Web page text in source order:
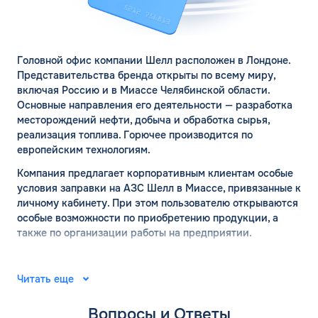
Головной офис компании Шелл расположен в Лондоне.
Представительства бренда открыты по всему миру,
включая Россию и в Миассе Челябинской области.
Основные направления его деятельности — разработка
месторождений нефти, добыча и обработка сырья,
реализация топлива. Горючее производится по
европейским технологиям.
Компания предлагает корпоративным клиентам особые
условия заправки на АЗС Шелл в Миассе, привязанные к
личному кабинету. При этом пользователю открываются
особые возможности по приобретению продукции, а
также по организации работы на предприятии.
официальный сайт
Место рождения компании Шелл — город Хельсинки. Ее
Читать еще